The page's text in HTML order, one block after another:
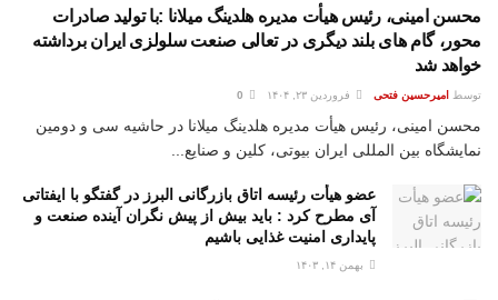
محسن امینی، رئیس هیأت مدیره هلدینگ میلانا :با تولید صادرات
محور، گام های بلند دیگری در تعالی صنعت سلولزی ایران برداشته
خواهد شد
توسط امیرحسین فتحی فروردین ۲۳, ۱۴۰۴
محسن امینی، رئیس هیأت مدیره هلدینگ میلانا در حاشیه سی و دومین
نمایشگاه بین المللی ایران بیوتی، کلین و صنایع...
عضو هیأت رئیسه اتاق بازرگانی البرز در گفتگو با ایفتاتی
آی مطرح کرد : باید بیش از پیش نگران آینده صنعت و
پایداری امنیت غذایی باشیم
بهمن ۱۴, ۱۴۰۳